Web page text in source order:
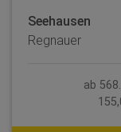
Seehausen
Regnauer
ab